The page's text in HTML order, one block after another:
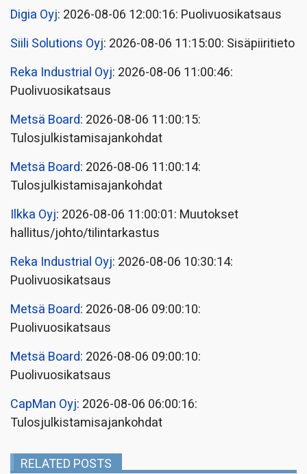
Digia Oyj: 2026-08-06 12:00:16: Puolivuosikatsaus
Siili Solutions Oyj: 2026-08-06 11:15:00: Sisäpiiritieto
Reka Industrial Oyj: 2026-08-06 11:00:46:
Puolivuosikatsaus
Metsä Board: 2026-08-06 11:00:15:
Tulosjulkistamisajankohdat
Metsä Board: 2026-08-06 11:00:14:
Tulosjulkistamisajankohdat
Ilkka Oyj: 2026-08-06 11:00:01: Muutokset
hallitus/johto/tilintarkastus
Reka Industrial Oyj: 2026-08-06 10:30:14:
Puolivuosikatsaus
Metsä Board: 2026-08-06 09:00:10:
Puolivuosikatsaus
Metsä Board: 2026-08-06 09:00:10:
Puolivuosikatsaus
CapMan Oyj: 2026-08-06 06:00:16:
Tulosjulkistamisajankohdat
RELATED POSTS